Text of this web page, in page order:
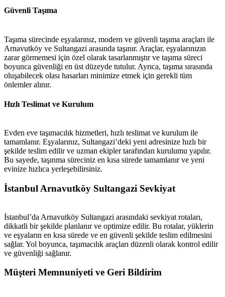
Güvenli Taşıma
Taşıma sürecinde eşyalarınız, modern ve güvenli taşıma araçları ile
Arnavutköy ve Sultangazi arasında taşınır. Araçlar, eşyalarınızın
zarar görmemesi için özel olarak tasarlanmıştır ve taşıma süreci
boyunca güvenliği en üst düzeyde tutulur. Ayrıca, taşıma sırasında
oluşabilecek olası hasarları minimize etmek için gerekli tüm
önlemler alınır.
Hızlı Teslimat ve Kurulum
Evden eve taşımacılık hizmetleri, hızlı teslimat ve kurulum ile
tamamlanır. Eşyalarınız, Sultangazi’deki yeni adresinize hızlı bir
şekilde teslim edilir ve uzman ekipler tarafından kurulumu yapılır.
Bu sayede, taşınma süreciniz en kısa sürede tamamlanır ve yeni
evinize hızlıca yerleşebilirsiniz.
İstanbul Arnavutköy Sultangazi Sevkiyat
İstanbul’da Arnavutköy Sultangazi arasındaki sevkiyat rotaları,
dikkatli bir şekilde planlanır ve optimize edilir. Bu rotalar, yüklerin
ve eşyaların en kısa sürede ve en güvenli şekilde teslim edilmesini
sağlar. Yol boyunca, taşımacılık araçları düzenli olarak kontrol edilir
ve güvenliği sağlanır.
Müşteri Memnuniyeti ve Geri Bildirim